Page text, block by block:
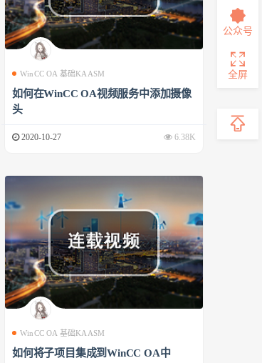
WinCC OA 基础KAASM
如何在WinCC OA视频服务中添加摄像
头
2020-10-27 6.38K
WinCC OA 基础KAASM
如何将子项目集成到WinCC OA中
公众号
全屏